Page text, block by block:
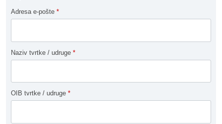
Adresa e-pošte *
Naziv tvrtke / udruge *
OIB tvrtke / udruge *